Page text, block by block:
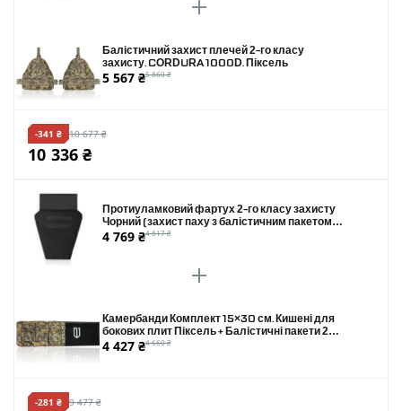
Балістичний захист плечей 2-го класу
захисту. CORDURA 1000D. Піксель
5 567 ₴5 860 ₴
-341 ₴ 10 677 ₴
10 336 ₴
Протиуламковий фартух 2-го класу захисту
Чорний (захист паху з балістичним пакетом)
Розмір L
4 769 ₴4 817 ₴
Камербанди Комплект 15×30 см. Кишені для
бокових плит Піксель + Балістичні пакети 2
класу захисту
4 427 ₴4 660 ₴
-281 ₴ 9 477 ₴